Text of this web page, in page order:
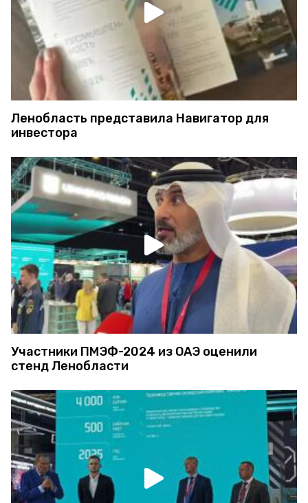
Ленобласть представила Навигатор для
инвестора
Участники ПМЭФ-2024 из ОАЭ оценили
стенд Ленобласти